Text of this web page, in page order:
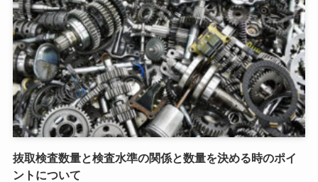
抜取検査数量と検査水準の関係と数量を決める時のポイ
ントについて